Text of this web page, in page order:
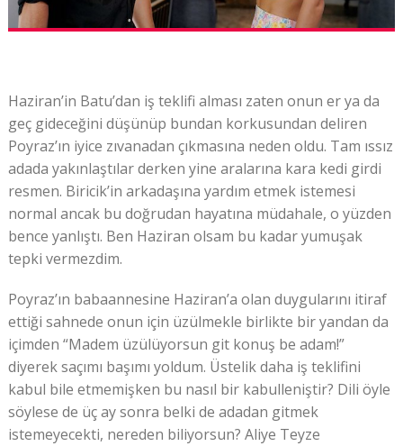
Haziran’in Batu’dan iş teklifi alması zaten onun er ya da
geç gideceğini düşünüp bundan korkusundan deliren
Poyraz’ın iyice zıvanadan çıkmasına neden oldu. Tam ıssız
adada yakınlaştılar derken yine aralarına kara kedi girdi
resmen. Biricik’in arkadaşına yardım etmek istemesi
normal ancak bu doğrudan hayatına müdahale, o yüzden
bence yanlıştı. Ben Haziran olsam bu kadar yumuşak
tepki vermezdim.
Poyraz’ın babaannesine Haziran’a olan duygularını itiraf
ettiği sahnede onun için üzülmekle birlikte bir yandan da
içimden “Madem üzülüyorsun git konuş be adam!”
diyerek saçımı başımı yoldum. Üstelik daha iş teklifini
kabul bile etmemişken bu nasıl bir kabulleniştir? Dili öyle
söylese de üç ay sonra belki de adadan gitmek
istemeyecekti, nereden biliyorsun? Aliye Teyze